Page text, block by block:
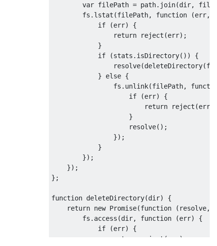
var filePath = path. join(dir, file
        fs
. lstat (filePath, function (err,
if
(err)
{
return reject (err);
}
if
(stats . isDirectory())
{
                resolve
(deleteDirectory(
}
else {
                fs
. unlink(filePath,
if
(err)
{
return reject (err
}
                    resolve
();
});
}
});
});
};
function deleteDirectory(dir)
{
return new Promise(function ( resolve,
        fs
. access (dir, function (err)
{
if
(err)
{
return
reject (
);